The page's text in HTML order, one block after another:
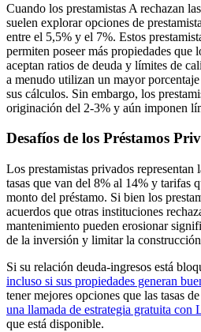
Cuando los prestamistas A rechazan
suelen explorar opciones de
entre el 5,5% y el 7%. Estos
permiten poseer más propiedades que
aceptan ratios de deuda y límites de
a menudo utilizan un mayor
sus cálculos. Sin embargo, los
originación del 2-3% y aún imponen
Desafíos de los Préstamos
Los prestamistas privados representan
tasas que van del 8% al 14% y tarifas
monto del préstamo. Si bien los
acuerdos que otras instituciones
mantenimiento pueden erosionar
de la inversión y limitar la
Si su relación deuda-ingresos está
incluso si sus propiedades generan
tener mejores opciones que las tasas
una llamada de estrategia gratuita con
que está disponible.